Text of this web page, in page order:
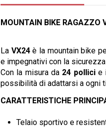
MOUNTAIN BIKE RAGAZZO
La VX24è la mountain bike
e impegnativi con la
Con la misura da 24 pollicie
possibilità di adattarsi a ogni
CARATTERISTICHE
Telaio sportivo e